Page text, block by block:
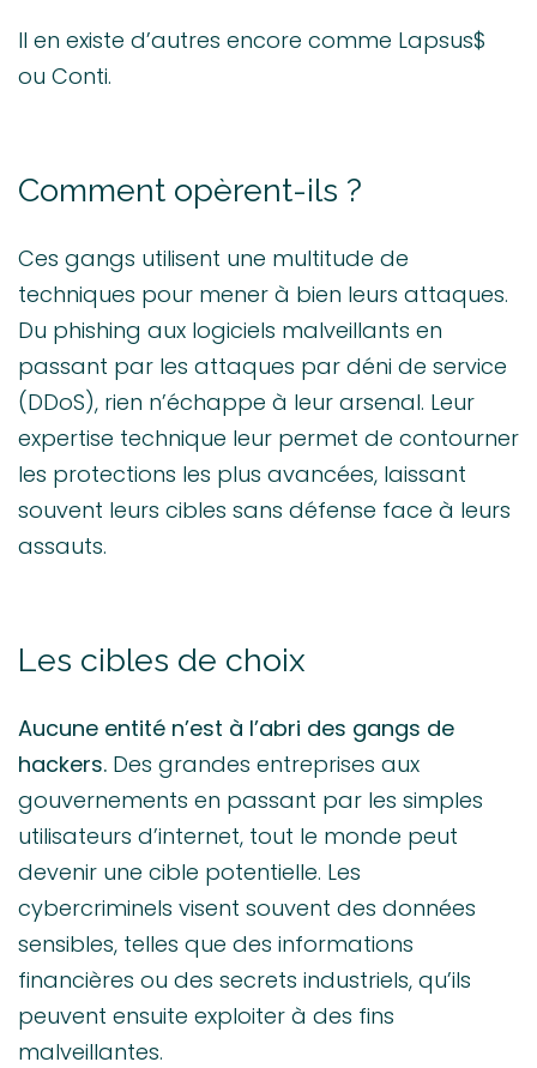
Il en existe d’autres encore comme Lapsus$
ou Conti.
Comment opèrent-ils ?
Ces gangs utilisent une multitude de
techniques pour mener à bien leurs attaques.
Du phishing aux logiciels malveillants en
passant par les attaques par déni de service
(DDoS), rien n’échappe à leur arsenal. Leur
expertise technique leur permet de contourner
les protections les plus avancées, laissant
souvent leurs cibles sans défense face à leurs
assauts.
Les cibles de choix
Aucune entité n’est à l’abri des gangs de
hackers. Des grandes entreprises aux
gouvernements en passant par les simples
utilisateurs d’internet, tout le monde peut
devenir une cible potentielle. Les
cybercriminels visent souvent des données
sensibles, telles que des informations
financières ou des secrets industriels, qu’ils
peuvent ensuite exploiter à des fins
malveillantes.